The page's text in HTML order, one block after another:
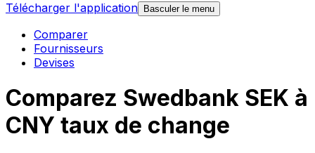
Télécharger l'application
Basculer le menu
Comparer
Fournisseurs
Devises
Comparez Swedbank SEK à
CNY taux de change